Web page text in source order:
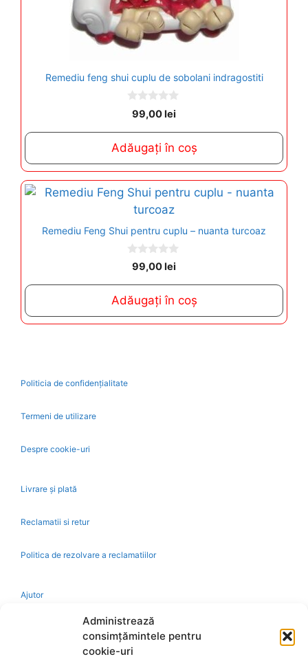
Administrează
consimțămintele pentru
cookie-uri
Remediu feng shui cuplu de sobolani indragostiti
o
5
99,00lei
Adăugați în coș
Remediu Feng Shui pentru cuplu – nuanta turcoaz
0
o
5
99,00lei
Adăugați în coș
Politicia de confidențialitate
Termeni de utilizare
Despre cookie-uri
Livrare și plată
Reclamatii si retur
Politica de rezolvare a reclamatiilor
Ajutor